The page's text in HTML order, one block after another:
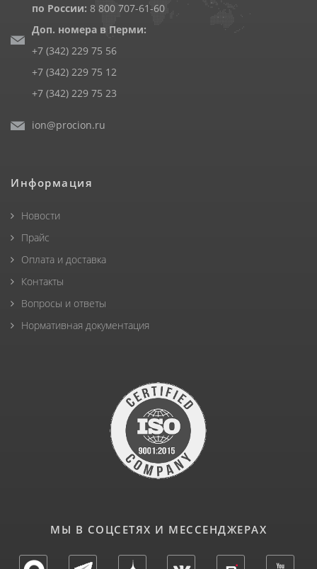
по России: 8 800 707-61-60
Доп. номера в Перми:
+7 (342) 229 75 56
+7 (342) 229 75 12
+7 (342) 229 75 23
ion@procion.ru
Информация
Новости
Прайс
Оплата и доставка
Контакты
Вопросы и ответы
Нормативная документация
МЫ В СОЦСЕТЯХ И МЕССЕНДЖЕРАХ